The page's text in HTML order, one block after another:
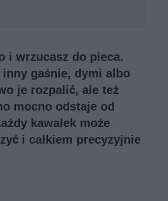
i wrzucasz do pieca.
gaśnie, dymi albo
je rozpalić, ale też
mocno odstaje od
kawałek może
i całkiem precyzyjnie